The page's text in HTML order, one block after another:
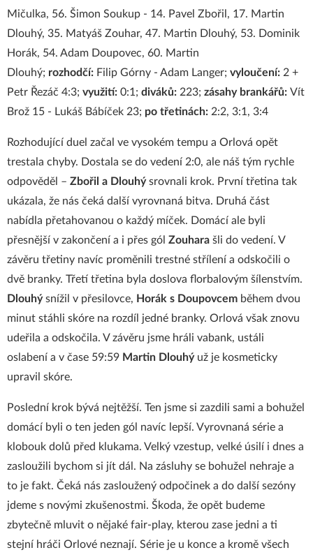
Mičulka, 56. Šimon Soukup - 14. Pavel Zbořil, 17. Martin
Dlouhý, 35. Matyáš Zouhar, 47. Martin Dlouhý, 53. Dominik
Horák, 54. Adam Doupovec, 60. Martin
Dlouhý; rozhodčí: Filip Górny - Adam Langer; vyloučení: 2 +
Petr Řezáč 4:3; využití: 0:1; diváků: 223; zásahy brankářů: Vít
Brož 15 - Lukáš Bábíček 23; po třetinách: 2:2, 3:1, 3:4
Rozhodující duel začal ve vysokém tempu a Orlová opět
trestala chyby. Dostala se do vedení 2:0, ale náš tým rychle
odpověděl – Zbořil a Dlouhýsrovnali krok. První třetina tak
ukázala, že nás čeká další vyrovnaná bitva. Druhá část
nabídla přetahovanou o každý míček. Domácí ale byli
přesnější v zakončení a i přes gól Zouhara šli do vedení. V
závěru třetiny navíc proměnili trestné střílení a odskočili o
dvě branky. Třetí třetina byla doslova florbalovým šílenstvím.
Dlouhýsnížil v přesilovce, Horák s Doupovcem během dvou
minut stáhli skóre na rozdíl jedné branky. Orlová však znovu
udeřila a odskočila. V závěru jsme hráli vabank, ustáli
oslabení a v čase 59:59 Martin Dlouhý už je kosmeticky
upravil skóre.
Poslední krok bývá nejtěžší. Ten jsme si zazdili sami a bohužel
domácí byli o ten jeden gól navíc lepší. Vyrovnaná série a
klobouk dolů před klukama. Velký vzestup, velké úsilí i dnes a
zasloužili bychom si jít dál. Na zásluhy se bohužel nehraje a
to je fakt. Čeká nás zasloužený odpočinek a do další sezóny
jdeme s novými zkušenostmi. Škoda, že opět budeme
zbytečně mluvit o nějaké fair-play, kterou zase jedni a ti
stejní hráči Orlové neznají. Série je u konce a kromě všech